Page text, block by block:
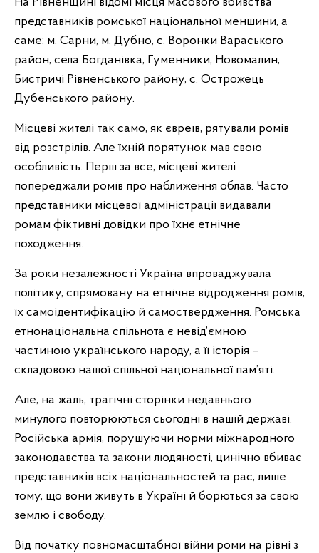
представників ромської національної меншини, а
саме: м. Сарни, м. Дубно, с. Воронки Вараського
район, села Богданівка, Гуменники, Новомалин,
Бистричі Рівненського району, с. Острожець
Дубенського району.
Місцеві жителі так само, як євреїв, рятували ромів
від розстрілів. Але їхній порятунок мав свою
особливість. Перш за все, місцеві жителі
попереджали ромів про наближення облав. Часто
представники місцевої адміністрації видавали
ромам фіктивні довідки про їхнє етнічне
походження.
За роки незалежності Україна впроваджувала
політику, спрямовану на етнічне відродження ромів,
їх самоідентифікацію й самоствердження. Ромська
етнонаціональна спільнота є невід’ємною
частиною українського народу, а її історія –
складовою нашої спільної національної пам’яті.
Але, на жаль, трагічні сторінки недавнього
минулого повторюються сьогодні в нашій державі.
Російська армія, порушуючи норми міжнародного
законодавства та закони людяності, цинічно вбиває
представників всіх національностей та рас, лише
тому, що вони живуть в Україні й борються за свою
землю і свободу.
Від початку повномасштабної війни роми на рівні з